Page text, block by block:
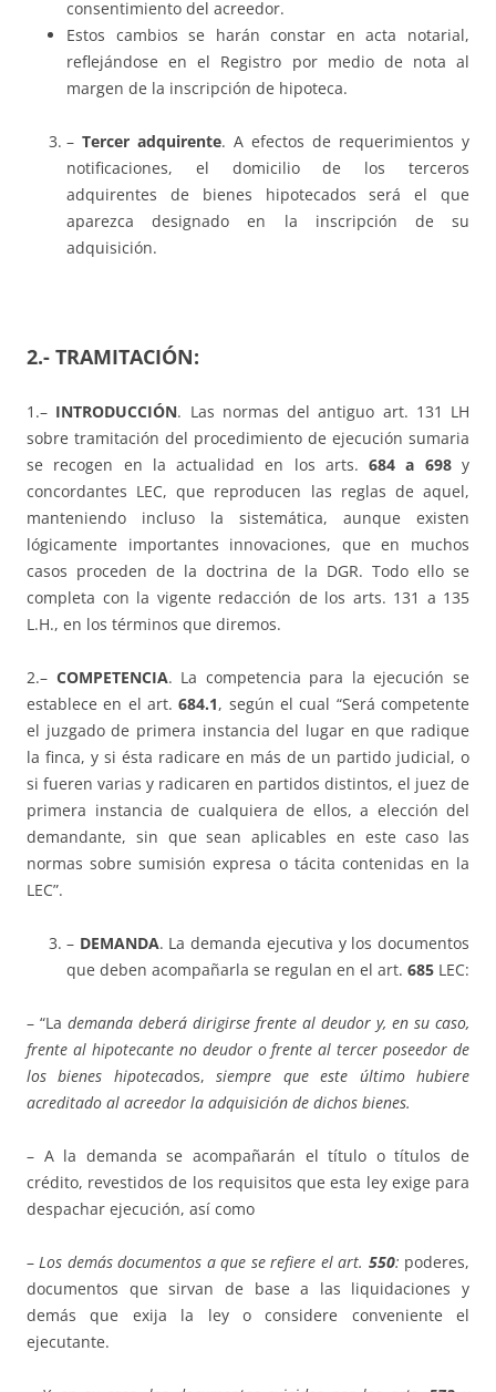
consentimiento del acreedor.
Estos cambios se harán constar en acta notarial,
reflejándose en el Registro por medio de nota al
margen de la inscripción de hipoteca.
– Tercer adquirente. A efectos de requerimientos y
notificaciones, el domicilio de los terceros
adquirentes de bienes hipotecados será el que
aparezca designado en la inscripción de su
adquisición.
2.- TRAMITACIÓN:
1.– INTRODUCCIÓN. Las normas del antiguo art. 131 LH
sobre tramitación del procedimiento de ejecución sumaria
se recogen en la actualidad en los arts.684 a 698y
concordantes LEC, que reproducen las reglas de aquel,
manteniendo incluso la sistemática, aunque existen
lógicamente importantes innovaciones, que en muchos
casos proceden de la doctrina de la DGR. Todo ello se
completa con la vigente redacción de los arts. 131 a 135
L.H., en los términos que diremos.
2.– COMPETENCIA. La competencia para la ejecución se
establece en el art.684.1, según el cual “Será competente
el juzgado de primera instancia del lugar en que radique
la finca, y si ésta radicare en más de un partido judicial, o
si fueren varias y radicaren en partidos distintos, el juez de
primera instancia de cualquiera de ellos, a elección del
demandante, sin que sean aplicables en este caso las
normas sobre sumisión expresa o tácita contenidas en la
LEC”.
– DEMANDA. La demanda ejecutiva y los documentos
que deben acompañarla se regulan en el art. 685 LEC:
– “La demanda deberá dirigirse frente al deudor y, en su caso,
frente al hipotecante no deudor o frente al tercer poseedor de
los bienes hipotecados,siempre que este último hubiere
acreditado al acreedor la adquisición de dichos bienes.
– A la demanda se acompañarán el título o títulos de
crédito, revestidos de los requisitos que esta ley exige para
despachar ejecución, así como
–Los demás documentos a que se refiere el art. 550: poderes,
documentos que sirvan de base a las liquidaciones y
demás que exija la ley o considere conveniente el
ejecutante.